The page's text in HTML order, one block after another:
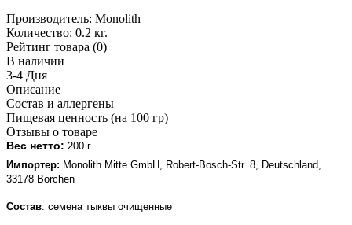
Производитель: Monolith
Количество: 0.2 кг.
Рейтинг товара (0)
В наличии
3-4 Дня
Описание
Состав и аллергены
Пищевая ценность (на 100 гр)
Отзывы о товаре
Вес нетто: 200 г
Импортер: Monolith Mitte GmbH, Robert-Bosch-Str. 8, Deutschland,
33178 Borchen
Состав: семена тыквы очищенные